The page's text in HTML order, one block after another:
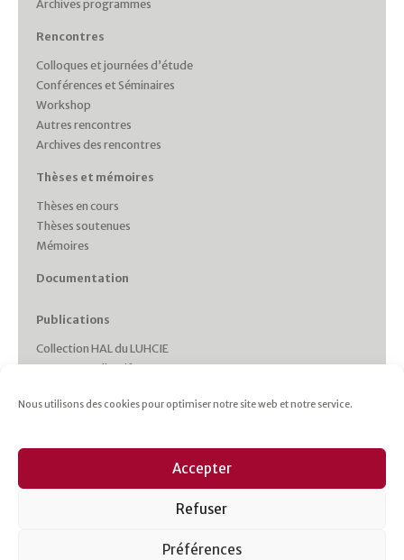
Nous utilisons des cookies pour optimiser notre site web et notre service.
Accepter
Refuser
Préférences
Archives programmes
Rencontres
Colloques et journées d’étude
Conférences et Séminaires
Workshop
Autres rencontres
Archives des rencontres
Thèses et mémoires
Thèses en cours
Thèses soutenues
Mémoires
Documentation
Publications
Collection HAL du LUHCIE
Ouvrages collectifs
Working Papers
Italie plurielle
Cahiers d’études italiennes
Les cahiers du CRHIPA